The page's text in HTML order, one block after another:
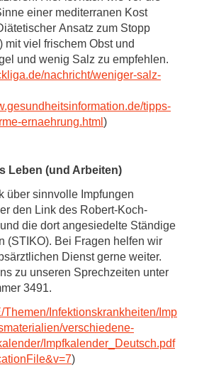
einer mediterranen Kost
Ansatz zum Stopp
mit viel frischem Obst und
und wenig Salz zu empfehlen.
nachricht/weniger-salz-
tipps-
ernaehrung.html )
Leben (und Arbeiten)
über sinnvolle Impfungen
den Link des Robert-Koch-
und die dort angesiedelte Ständige
(STIKO). Bei Fragen helfen wir
Dienst gerne weiter.
zu unseren Sprechzeiten unter
3491.
Themen/Infektionskrankheiten/Imp
verschiedene-
Impfkalender_Deutsch.pdf
)